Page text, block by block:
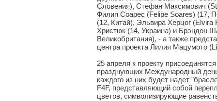
Словения), Стефан Максимович
Филип Соарес (Felipe Soares) (17,
(12, Китай), Эльвира Херцог
Христюк (14, Украина) и Брэндон
Великобритания), - а также
центра проекта Лилия Мацумото
25 апреля к проекту
празднующих Международный
каждого из них будет надет
F4F, представляющий собой
цветов, символизирующие